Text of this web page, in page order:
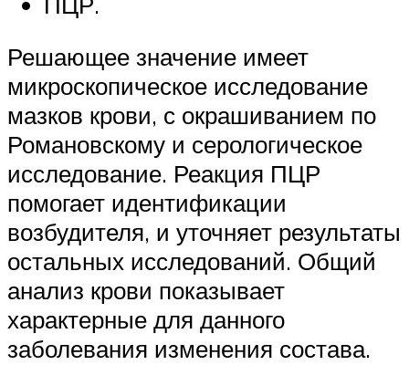
Решающее значение имеет
микроскопическое исследование
мазков крови, с окрашиванием по
Романовскому и серологическое
исследование. Реакция ПЦР
помогает идентификации
возбудителя, и уточняет результаты
остальных исследований. Общий
анализ крови показывает
характерные для данного
заболевания изменения состава.